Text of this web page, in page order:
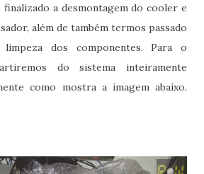
a desmontagem do cooler e
além de também termos passado
dos componentes. Para o
do sistema inteiramente
como mostra a imagem abaixo.